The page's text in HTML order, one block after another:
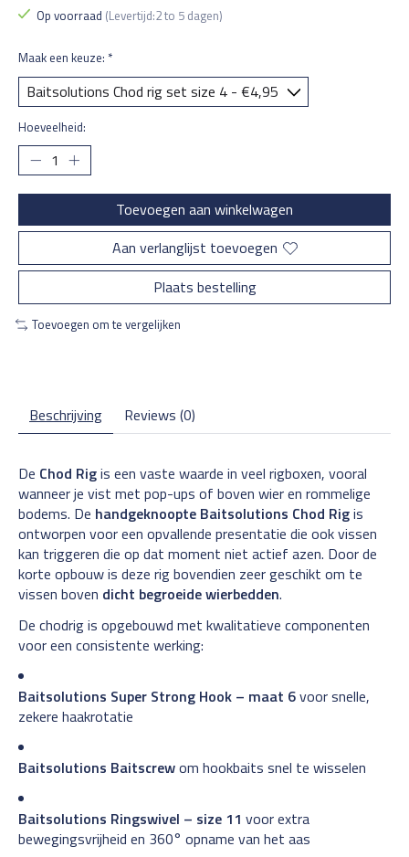
Op voorraad (Levertijd:2 to 5 dagen)
Maak een keuze: *
Hoeveelheid:
Toevoegen aan winkelwagen
Aan verlanglijst toevoegen
Plaats bestelling
Toevoegen om te vergelijken
Beschrijving Reviews (0)
De Chod Rigis een vaste waarde in veel rigboxen, vooral
wanneer je vist met pop-ups of boven wier en rommelige
bodems. De handgeknoopte Baitsolutions Chod Rigis
ontworpen voor een opvallende presentatie die ook vissen
kan triggeren die op dat moment niet actief azen. Door de
korte opbouw is deze rig bovendien zeer geschikt om te
vissen boven dicht begroeide wierbedden.
De chodrig is opgebouwd met kwalitatieve componenten
voor een consistente werking:
Baitsolutions Super Strong Hook – maat 6voor snelle,
zekere haakrotatie
Baitsolutions Baitscrewom hookbaits snel te wisselen
Baitsolutions Ringswivel – size 11 voor extra
bewegingsvrijheid en 360° opname van het aas